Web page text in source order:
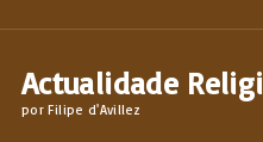
Actualidade
por Filipe d'Avillez